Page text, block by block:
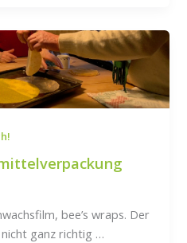
bee’s wraps. Der
ganz richtig …